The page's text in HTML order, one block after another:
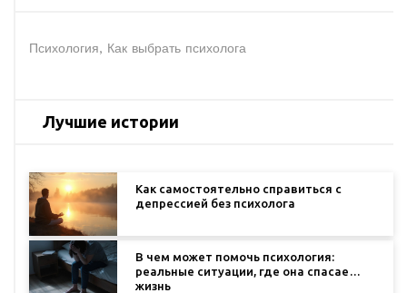
Психология, Как выбрать психолога
Лучшие истории
Как самостоятельно справиться с
депрессией без психолога
В чем может помочь психология:
реальные ситуации, где она спасает
жизнь